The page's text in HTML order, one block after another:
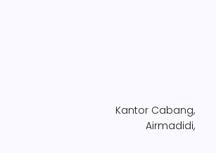
Kantor Cabang,
Airmadidi,